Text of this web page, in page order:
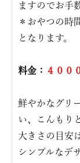
ますのでお手
＊おやつの時
となります。
料金： ４００
鮮やかなグリ
い、こんもり
大きさの目安
シンプルなデ